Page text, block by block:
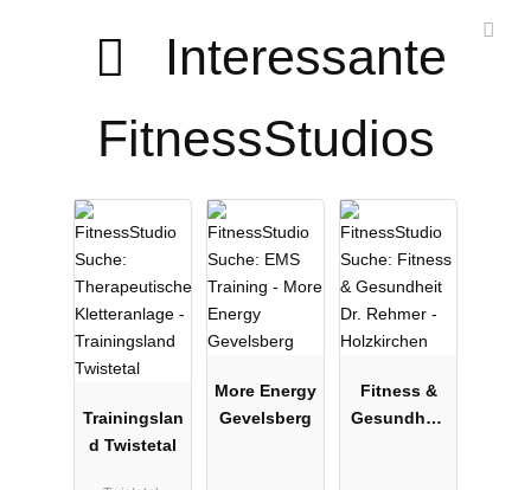
Interessante
FitnessStudios
Trainingslan
d Twistetal
More Energy
Gevelsberg
Fitness &
Gesundheit